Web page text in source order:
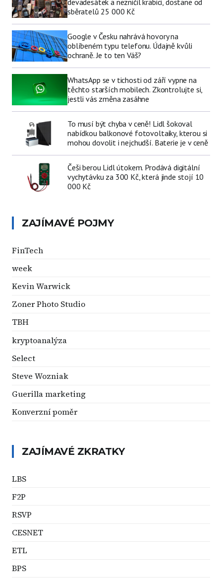
sběratelů 25 000 Kč
Google v Česku nahrává hovory na
oblíbeném typu telefonu. Údajně kvůli
ochraně. Je to ten Váš?
WhatsApp se v tichosti od září vypne na
těchto starších mobilech. Zkontrolujte si,
jestli vás změna zasáhne
To musí být chyba v ceně! Lidl šokoval
nabídkou balkonové fotovoltaiky, kterou si
mohou dovolit i nejchudší. Baterie je v ceně
Češi berou Lidl útokem. Prodává digitální
vychytávku za 300 Kč, která jinde stojí 10
000 Kč
ZAJÍMAVÉ POJMY
FinTech
week
Kevin Warwick
Zoner Photo Studio
TBH
kryptoanalýza
Select
Steve Wozniak
Guerilla marketing
Konverzní poměr
ZAJÍMAVÉ ZKRATKY
LBS
F2P
RSVP
CESNET
ETL
BPS